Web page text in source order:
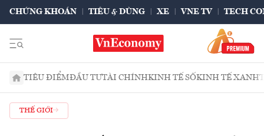
CHỨNG KHOÁN TIÊU & DÙNG XE VNE TV TECH
TIÊU ĐIỂMĐẦU TƯTÀI CHÍNHKINH TẾ SỐKINH TẾ XANH
THẾ GIỚI